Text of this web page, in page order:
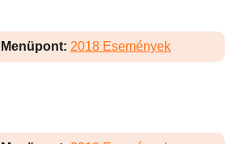
Menüpont: 2018 Események